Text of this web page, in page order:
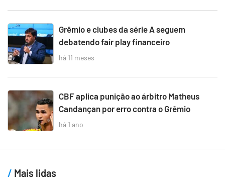
Grêmio e clubes da série A seguem
debatendo fair play financeiro
há 11 meses
CBF aplica punição ao árbitro Matheus
Candançan por erro contra o Grêmio
há 1 ano
Mais lidas